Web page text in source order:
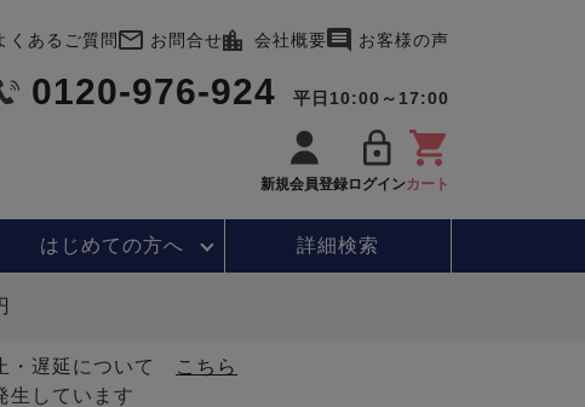
くあるご質問 お問合せ 会社概要 お客様の声
0120-976-924 平日10:00～17:00
新規会員登録ログインカート
はじめての方へ 詳細検索
・遅延について
こちら
生しています